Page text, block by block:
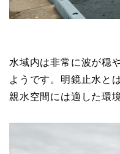
水域内は非常に波が穏
ようです。明鏡止水と
親水空間には適した環